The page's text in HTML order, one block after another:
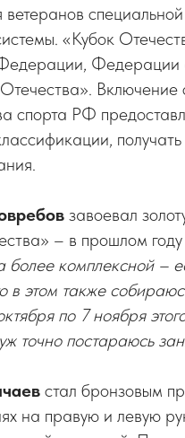
ветеранов
«Кубок
Федерации
спорта РФ
завоевал
– в прошлом
более комплексной –
в этом также
по 7 ноября
точно постараюсь
стал бронзовым
на правую и левую